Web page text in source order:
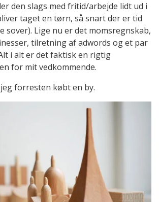
den slags med fritid/arbejde lidt ud i
taget en tørn, så snart der er tid
sover). Lige nu er det momsregnskab,
tilretning af adwords og et par
i alt er det faktisk en rigtig
for mit vedkommende.
forresten købt en by.